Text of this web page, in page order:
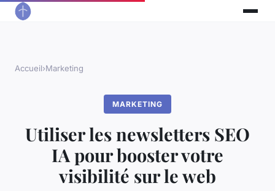
Accueil›Marketing
MARKETING
Utiliser les newsletters SEO
IA pour booster votre
visibilité sur le web